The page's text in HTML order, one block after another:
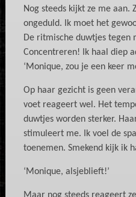
Nog steeds kijkt ze me aan.
ongeduld. Ik moet het
De ritmische duwtjes tegen
Concentreren! Ik haal diep
‘Monique, zou je een keer
Op haar gezicht is geen
voet reageert wel. Het
duwtjes worden sterker.
stimuleert me. Ik voel de
toenemen. Smekend kijk ik
‘Monique, alsjeblieft!’
Maar nog steeds reageert